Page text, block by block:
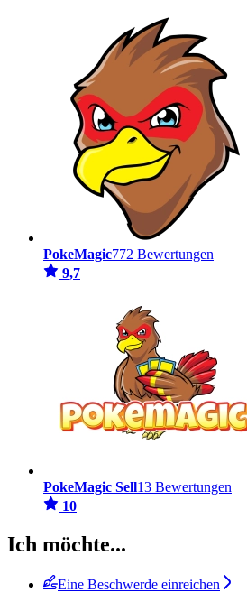
PokeMagic772 Bewertungen
9,7
PokeMagic Sell13 Bewertungen
10
Ich möchte...
Eine Beschwerde einreichen